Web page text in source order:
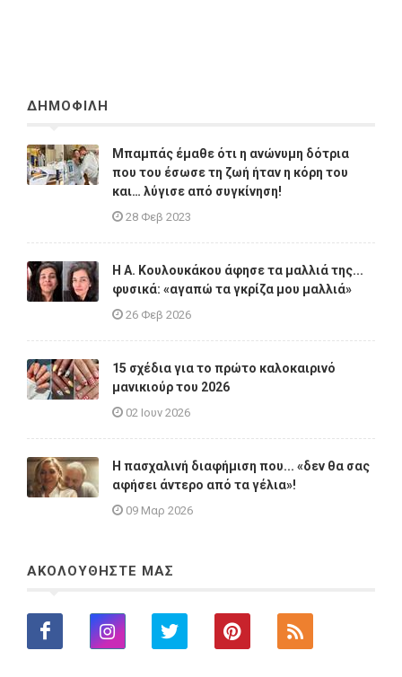
ΔΗΜΟΦΙΛΗ
Μπαμπάς έμαθε ότι η ανώνυμη δότρια
που του έσωσε τη ζωή ήταν η κόρη του
και… λύγισε από συγκίνηση!
28 Φεβ 2023
Η A. Κουλουκάκου άφησε τα μαλλιά της...
φυσικά: «αγαπώ τα γκρίζα μου μαλλιά»
26 Φεβ 2026
15 σχέδια για το πρώτο καλοκαιρινό
μανικιούρ του 2026
02 Ιουν 2026
Η πασχαλινή διαφήμιση που... «δεν θα σας
αφήσει άντερο από τα γέλια»!
09 Μαρ 2026
ΑΚΟΛΟΥΘΗΣΤΕ ΜΑΣ